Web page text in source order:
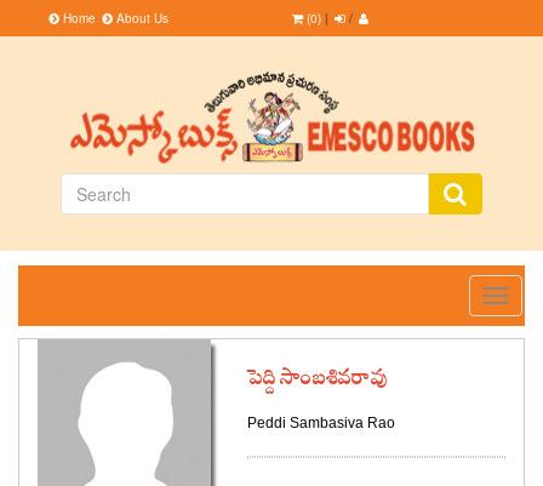
Home About Us (0) | /
Toggle
పెద్ది సాంబశివరావు
Peddi Sambasiva Rao